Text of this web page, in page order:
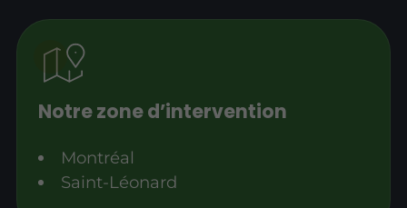
Notre zone d’intervention
Montréal
Saint-Léonard